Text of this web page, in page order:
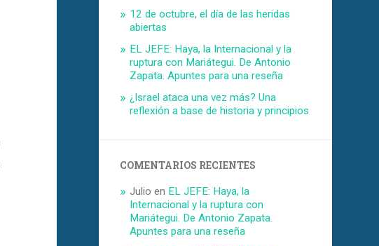
12 de octubre, el día de las heridas
abiertas
EL JEFE: Haya, la Internacional y la
ruptura con Mariátegui. De Antonio
Zapata. Apuntes para una reseña
¿Israel ataca una vez más? Una
reflexión a base de historia y principios
COMENTARIOS RECIENTES
Julio en EL JEFE: Haya, la
Internacional y la ruptura con
Mariátegui. De Antonio Zapata.
Apuntes para una reseña